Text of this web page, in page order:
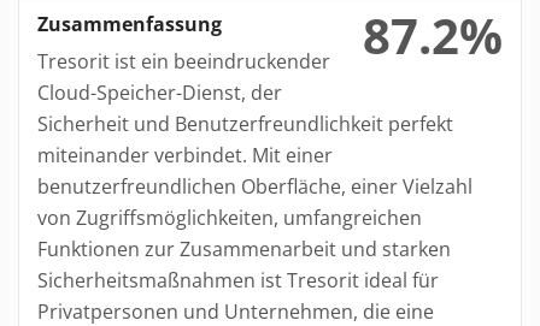
87.2%
Zusammenfassung
Tresorit ist ein beeindruckender
Cloud-Speicher-Dienst, der
Sicherheit und Benutzerfreundlichkeit perfekt
miteinander verbindet. Mit einer
benutzerfreundlichen Oberfläche, einer Vielzahl
von Zugriffsmöglichkeiten, umfangreichen
Funktionen zur Zusammenarbeit und starken
Sicherheitsmaßnahmen ist Tresorit ideal für
Privatpersonen und Unternehmen, die eine